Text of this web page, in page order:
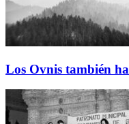
Los Ovnis también